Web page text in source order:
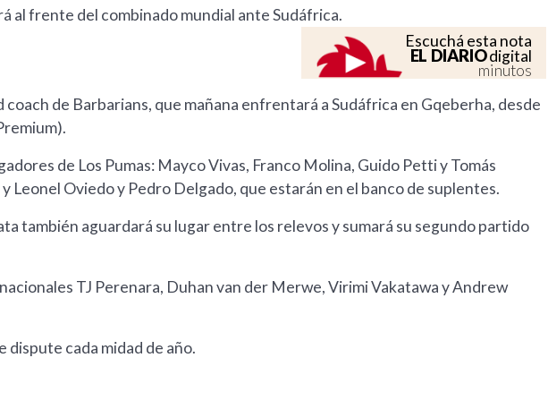
al frente del combinado mundial ante Sudáfrica.
Escuchá esta nota
EL DIARIOdigital
minutos
coach de Barbarians, que mañana enfrentará a Sudáfrica en Gqeberha, desde
de Los Pumas: Mayco Vivas, Franco Molina, Guido Petti y Tomás
Leonel Oviedo y Pedro Delgado, que estarán en el banco de suplentes.
también aguardará su lugar entre los relevos y sumará su segundo partido
TJ Perenara, Duhan van der Merwe, Virimi Vakatawa y Andrew
dispute cada midad de año.